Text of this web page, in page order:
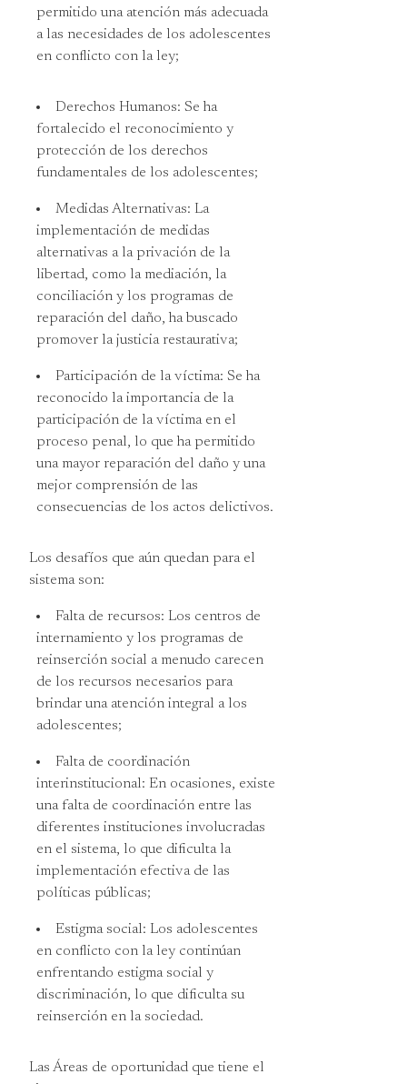
permitido una atención más adecuada
a las necesidades de los adolescentes
en conflicto con la ley;
Derechos Humanos: Se ha
fortalecido el reconocimiento y
protección de los derechos
fundamentales de los adolescentes;
Medidas Alternativas: La
implementación de medidas
alternativas a la privación de la
libertad, como la mediación, la
conciliación y los programas de
reparación del daño, ha buscado
promover la justicia restaurativa;
Participación de la víctima: Se ha
reconocido la importancia de la
participación de la víctima en el
proceso penal, lo que ha permitido
una mayor reparación del daño y una
mejor comprensión de las
consecuencias de los actos delictivos.
Los desafíos que aún quedan para el
sistema son:
Falta de recursos: Los centros de
internamiento y los programas de
reinserción social a menudo carecen
de los recursos necesarios para
brindar una atención integral a los
adolescentes;
Falta de coordinación
interinstitucional: En ocasiones, existe
una falta de coordinación entre las
diferentes instituciones involucradas
en el sistema, lo que dificulta la
implementación efectiva de las
políticas públicas;
Estigma social: Los adolescentes
en conflicto con la ley continúan
enfrentando estigma social y
discriminación, lo que dificulta su
reinserción en la sociedad.
Las Áreas de oportunidad que tiene el